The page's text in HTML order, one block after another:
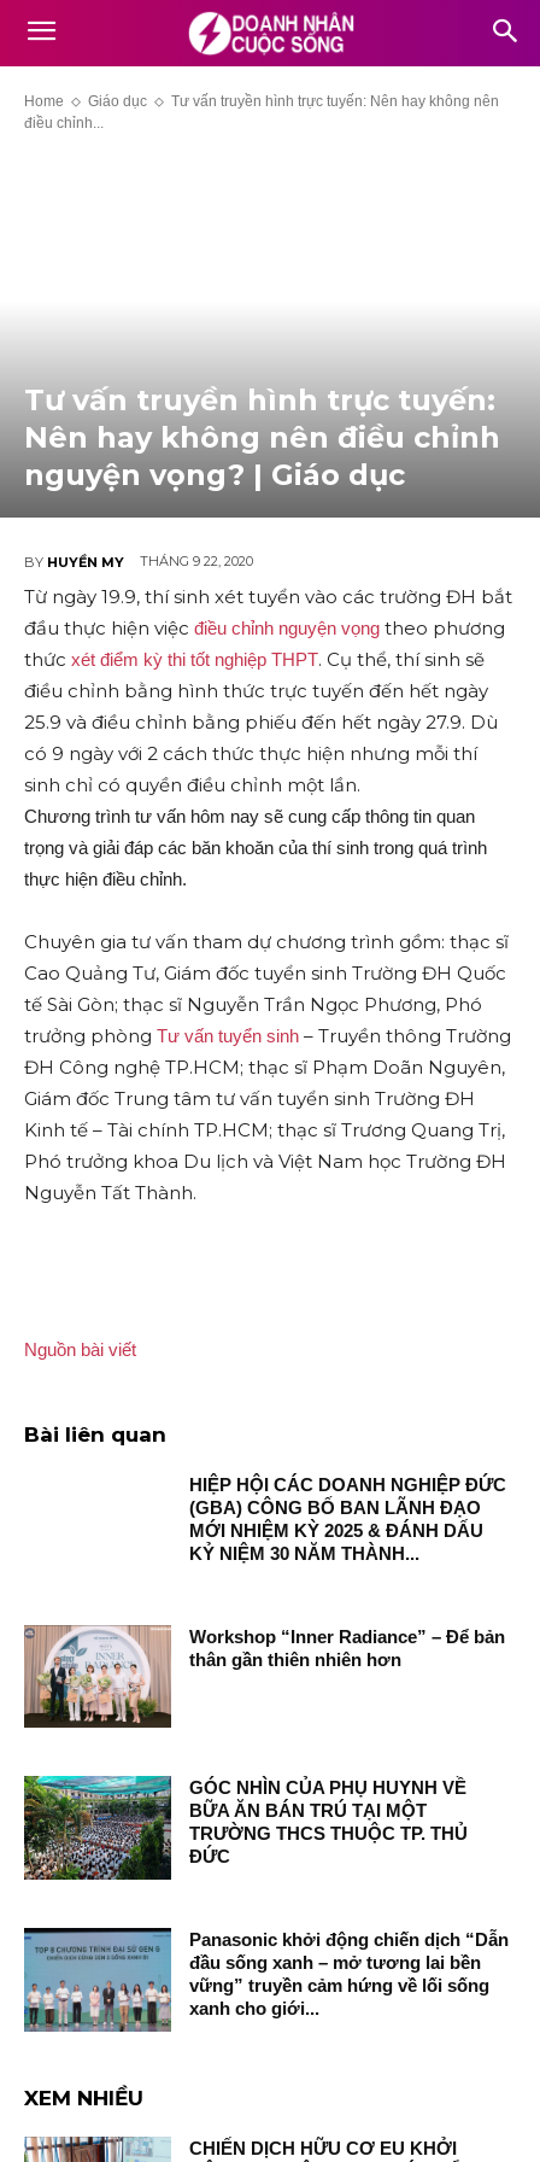
Home Giáo dục
Tư vấn truyền hình trực tuyến: Nên hay không nên
điều chỉnh...
Tư vấn truyền hình trực tuyến:
Nên hay không nên điều chỉnh
nguyện vọng? | Giáo dục
BY HUYỀN MY THÁNG 9 22, 2020
Từ ngày 19.9, thí sinh xét tuyển vào các trường ĐH bắt
đầu thực hiện việc điều chỉnh nguyện vọng theo phương
thức xét điểm kỳ thi tốt nghiệp THPT. Cụ thể, thí sinh sẽ
điều chỉnh bằng hình thức trực tuyến đến hết ngày
25.9 và điều chỉnh bằng phiếu đến hết ngày 27.9. Dù
có 9 ngày với 2 cách thức thực hiện nhưng mỗi thí
sinh chỉ có quyền điều chỉnh một lần.
Chương trình tư vấn hôm nay sẽ cung cấp thông tin quan
trọng và giải đáp các băn khoăn của thí sinh trong quá trình
thực hiện điều chỉnh.
Chuyên gia tư vấn tham dự chương trình gồm: thạc sĩ
Cao Quảng Tư, Giám đốc tuyển sinh Trường ĐH Quốc
tế Sài Gòn; thạc sĩ Nguyễn Trần Ngọc Phương, Phó
trưởng phòng Tư vấn tuyển sinh – Truyền thông Trường
ĐH Công nghệ TP.HCM; thạc sĩ Phạm Doãn Nguyên,
Giám đốc Trung tâm tư vấn tuyển sinh Trường ĐH
Kinh tế – Tài chính TP.HCM; thạc sĩ Trương Quang Trị,
Phó trưởng khoa Du lịch và Việt Nam học Trường ĐH
Nguyễn Tất Thành.
Nguồn bài viết
Bài liên quan
HIỆP HỘI CÁC DOANH NGHIỆP ĐỨC
(GBA) CÔNG BỐ BAN LÃNH ĐẠO
MỚI NHIỆM KỲ 2025 & ĐÁNH DẤU
KỶ NIỆM 30 NĂM THÀNH...
Workshop “Inner Radiance” – Để bản
thân gần thiên nhiên hơn
GÓC NHÌN CỦA PHỤ HUYNH VỀ
BỮA ĂN BÁN TRÚ TẠI MỘT
TRƯỜNG THCS THUỘC TP. THỦ
ĐỨC
Panasonic khởi động chiến dịch “Dẫn
đầu sống xanh – mở tương lai bền
vững” truyền cảm hứng về lối sống
xanh cho giới...
XEM NHIỀU
CHIẾN DỊCH HỮU CƠ EU KHỞI